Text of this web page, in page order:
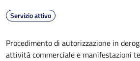
Servizio attivo
Procedimento di autorizzazione in
attività commerciale e manifestazioni